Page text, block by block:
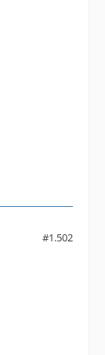
#1.502